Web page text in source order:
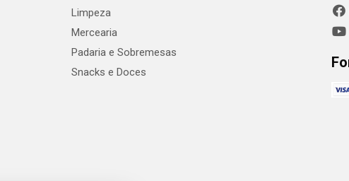
Limpeza
Mercearia
Padaria e Sobremesas
Snacks e Doces